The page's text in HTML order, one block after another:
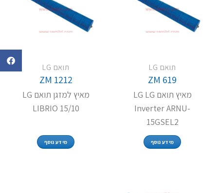
תואם LG
ZM 619
מאיץ תואם LG LG
Inverter ARNU-
15GSEL2
מידע נוסף
תואם LG
ZM 1212
מאיץ למזגן תואם LG
LIBRIO 15/10
מידע נוסף